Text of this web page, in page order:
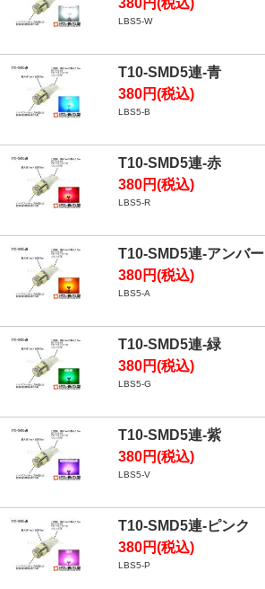
380円(税込)
LBS5-W
T10-SMD5連-青
380円(税込)
LBS5-B
T10-SMD5連-赤
380円(税込)
LBS5-R
T10-SMD5連-アンバー
380円(税込)
LBS5-A
T10-SMD5連-緑
380円(税込)
LBS5-G
T10-SMD5連-紫
380円(税込)
LBS5-V
T10-SMD5連-ピンク
380円(税込)
LBS5-P